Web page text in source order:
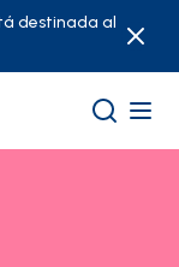
destinada al